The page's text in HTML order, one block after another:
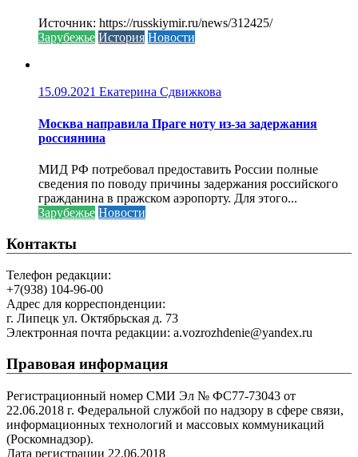
Источник: https://russkiymir.ru/news/312425/
Зарубежье История Новости
15.09.2021 Екатерина Сдвижкова
Москва направила Праге ноту из-за задержания
россиянина
МИД РФ потребовал предоставить России полные
сведения по поводу причины задержания российского
гражданина в пражском аэропорту. Для этого...
Зарубежье Новости
Контакты
Телефон редакции:
+7(938) 104-96-00
Адрес для корреспонденции:
г. Липецк ул. Октябрьская д. 73
Электронная почта редакции: a.vozrozhdenie@yandex.ru
Правовая информация
Регистрационный номер СМИ Эл № ФС77-73043 от
22.06.2018 г. Федеральной службой по надзору в сфере связи,
информационных технологий и массовых коммуникаций
(Роскомнадзор).
Дата регистрации 22.06.2018